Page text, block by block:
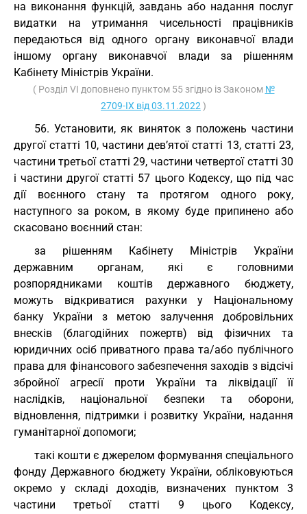
на виконання функцій, завдань або надання послуг
видатки на утримання чисельності працівників
передаються від одного органу виконавчої влади
іншому органу виконавчої влади за рішенням
Кабінету Міністрів України.
( Розділ VI доповнено пунктом 55 згідно із Законом №
2709-IX від 03.11.2022 )
56. Установити, як виняток з положень частини
другої статті 10, частини дев’ятої статті 13, статті 23,
частини третьої статті 29, частини четвертої статті 30
і частини другої статті 57 цього Кодексу, що під час
дії воєнного стану та протягом одного року,
наступного за роком, в якому буде припинено або
скасовано воєнний стан:
за рішенням Кабінету Міністрів України
державним органам, які є головними
розпорядниками коштів державного бюджету,
можуть відкриватися рахунки у Національному
банку України з метою залучення добровільних
внесків (благодійних пожертв) від фізичних та
юридичних осіб приватного права та/або публічного
права для фінансового забезпечення заходів з відсічі
збройної агресії проти України та ліквідації її
наслідків, національної безпеки та оборони,
відновлення, підтримки і розвитку України, надання
гуманітарної допомоги;
такі кошти є джерелом формування спеціального
фонду Державного бюджету України, обліковуються
окремо у складі доходів, визначених пунктом 3
частини третьої статті 9 цього Кодексу,